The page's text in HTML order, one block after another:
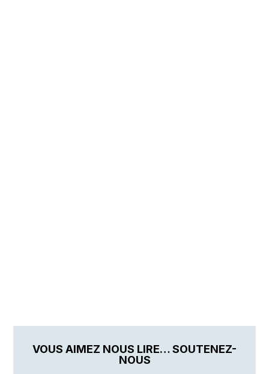
VOUS AIMEZ NOUS LIRE… SOUTENEZ-
NOUS